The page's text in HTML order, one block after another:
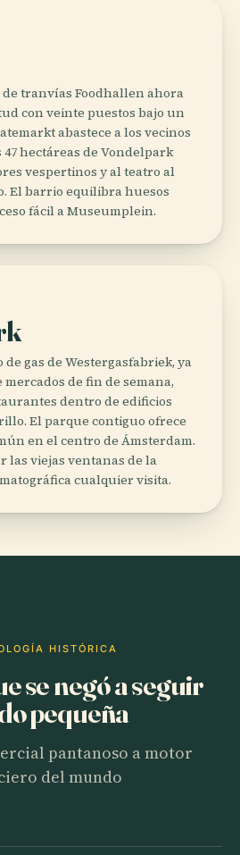
tranvías Foodhallen ahora
con veinte puestos bajo un
abastece a los vecinos
hectáreas de Vondelpark
vespertinos y al teatro al
El barrio equilibra huesos
fácil a Museumplein.
gas de Westergasfabriek, ya
de fin de semana,
dentro de edificios
El parque contiguo ofrece
en el centro de Ámsterdam.
las viejas ventanas de la
cualquier visita.
HISTÓRICA
se negó a seguir
pequeña
pantanoso a motor
del mundo